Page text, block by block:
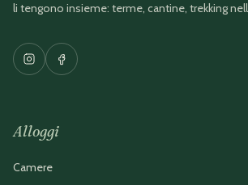
li tengono insieme: terme, cantine, trekking
Alloggi
Camere